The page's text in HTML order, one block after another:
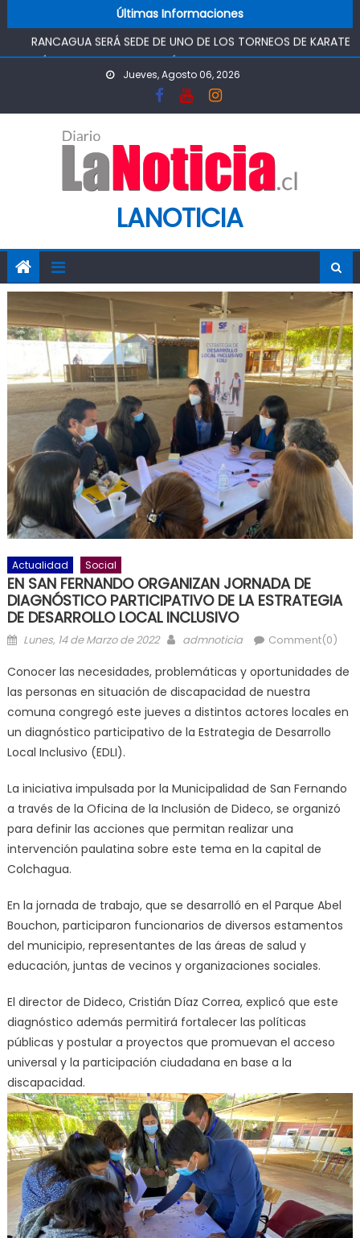
Últimas Informaciones
RANCAGUA SERÁ SEDE DE UNO DE LOS TORNEOS DE KARATE
MÁS IMPORTANTES DEL PAÍS
TOP DE RANCAGUA CONDENA A 5 AÑOS Y UN DÍA DE
PRESIDIO, AUTOR DE TRÁFICO DE DROGAS
ASOCIACIÓN JUNG DO KWAN DE RANCAGUA REUNIRÁ A
ESCOLARES EN TORNEO DE TAEKWONDO
“CHAO TÓMBOLA”: DIPUTADO OMAR SABAT VOTA A FAVOR
DE PROYECTO QUE BUSCA DEVOLVER EL MÉRITO AL
SISTEMA DE ADMISIÓN ESCOLAR
CHILEATIENDE INAUGURÓ CENTRO DE ATENCIÓN VIRTUAL EN
Jueves, Agosto 06, 2026
LANOTICIA
Actualidad Social
EN SAN FERNANDO ORGANIZAN JORNADA DE
DIAGNÓSTICO PARTICIPATIVO DE LA ESTRATEGIA
DE DESARROLLO LOCAL INCLUSIVO
Posted on
Lunes, 14 de Marzo de 2022 Author
admnoticia Comment(0)
Conocer las necesidades, problemáticas y oportunidades de
las personas en situación de discapacidad de nuestra
comuna congregó este jueves a distintos actores locales en
un diagnóstico participativo de la Estrategia de Desarrollo
Local Inclusivo (EDLI).
La iniciativa impulsada por la Municipalidad de San Fernando
a través de la Oficina de la Inclusión de Dideco, se organizó
para definir las acciones que permitan realizar una
intervención paulatina sobre este tema en la capital de
Colchagua.
En la jornada de trabajo, que se desarrolló en el Parque Abel
Bouchon, participaron funcionarios de diversos estamentos
del municipio, representantes de las áreas de salud y
educación, juntas de vecinos y organizaciones sociales.
El director de Dideco, Cristián Díaz Correa, explicó que este
diagnóstico además permitirá fortalecer las políticas
públicas y postular a proyectos que promuevan el acceso
universal y la participación ciudadana en base a la
discapacidad.